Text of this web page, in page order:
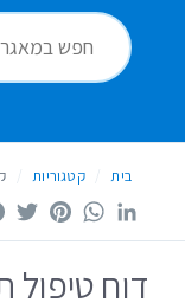
בית קטגוריות
Pinterest
WhatsAppLinkedIn
דוח טיפול